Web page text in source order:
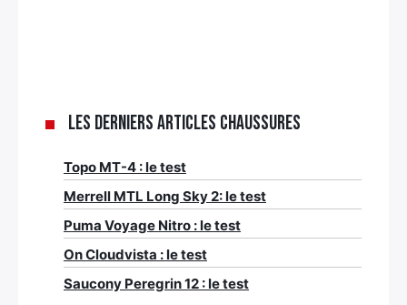
Les derniers articles Chaussures
Topo MT-4 : le test
Merrell MTL Long Sky 2: le test
Puma Voyage Nitro : le test
On Cloudvista : le test
Saucony Peregrin 12 : le test